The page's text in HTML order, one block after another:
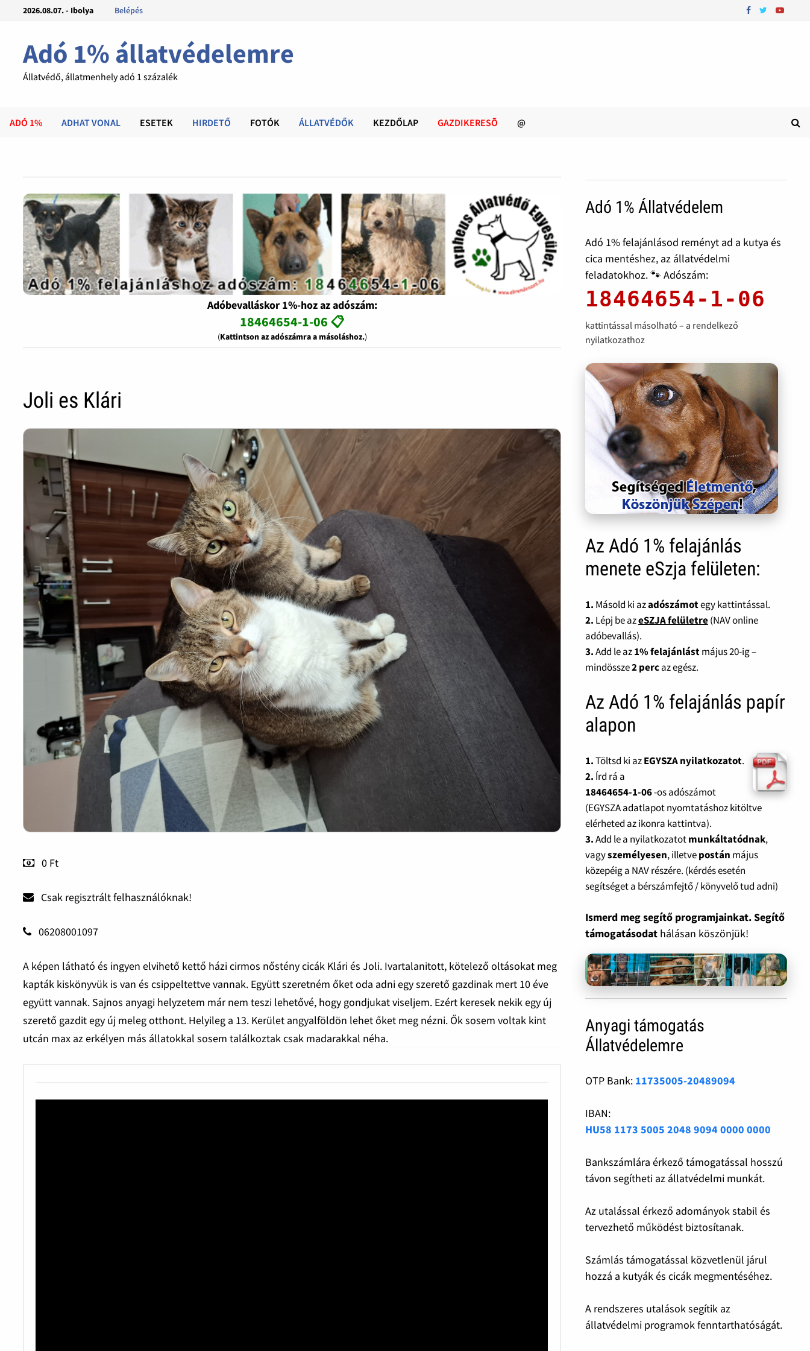
2026.08.07. - Ibolya Belépés
Adó 1% állatvédelemre
Állatvédő, állatmenhely adó 1 százalék
ADÓ 1% ADHAT VONAL ESETEK HIRDETŐ FOTÓK ÁLLATVÉDŐK KEZDŐLAP GAZDIKERESÕ @
Adóbevalláskor 1%-hoz az adószám:
18464654-1-06 📋
(Kattintson az adószámra a másoláshoz.)
Joli es Klári
0 Ft
Csak regisztrált felhasználóknak!
06208001097
A képen látható és ingyen elvihető kettő házi cirmos nőstény cicák Klári és Joli. Ivartalanitott, kötelező oltásokat meg
kapták kiskönyvük is van és csippeltettve vannak. Együtt szeretném őket oda adni egy szerető gazdinak mert 10 éve
együtt vannak. Sajnos anyagi helyzetem már nem teszi lehetővé, hogy gondjukat viseljem. Ezért keresek nekik egy új
szerető gazdit egy új meleg otthont. Helyileg a 13. Kerület angyalföldön lehet őket meg nézni. Ők sosem voltak kint
utcán max az erkélyen más állatokkal sosem találkoztak csak madarakkal néha.
Adó 1% Állatvédelem
Adó 1% felajánlásod reményt ad a kutya és
cica mentéshez, az állatvédelmi
feladatokhoz. 🐾 Adószám:
18464654-1-06
kattintással másolható – a rendelkező
nyilatkozathoz
Az Adó 1% felajánlás
menete eSzja felületen:
1. Másold ki azadószámotegy kattintással.
2. Lépj be azeSZJA felületre(NAV online
adóbevallás).
3.Add le az1% felajánlástmájus 20-ig –
mindössze2 percaz egész.
Az Adó 1% felajánlás papír
alapon
1.Töltsd ki azEGYSZA nyilatkozatot.
2. Írd rá a
18464654-1-06-os adószámot
(EGYSZA adatlapot nyomtatáshoz kitöltve
elérheted az ikonra kattintva).
3.Add le a nyilatkozatotmunkáltatódnak,
vagyszemélyesen, illetvepostán május
közepéig a NAV részére. (kérdés esetén
segítséget a bérszámfejtő / könyvelő tud adni)
Ismerd meg segítő programjainkat. Segítő
támogatásodat hálásan köszönjük!
Anyagi támogatás
Állatvédelemre
OTP Bank: 11735005-20489094
IBAN:
HU58 1173 5005 2048 9094 0000 0000
Bankszámlára érkező támogatással hosszú
távon segítheti az állatvédelmi munkát.
Az utalással érkező adományok stabil és
tervezhető működést biztosítanak.
Számlás támogatással közvetlenül járul
hozzá a kutyák és cicák megmentéséhez.
A rendszeres utalások segítik az
állatvédelmi programok fenntarthatóságát.